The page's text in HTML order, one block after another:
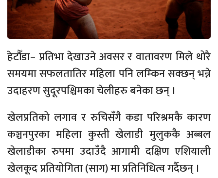
हेटौँडा– प्रतिभा देखाउने अवसर र वातावरण मिले थोरै
समयमा सफलतातिर महिला पनि लम्किन सक्छन् भन्ने
उदाहरण सुदूरपश्चिमका चेलीहरु बनेका छन् ।
खेलप्रतिको लगाव र रुचिसँगै कडा परिश्रमकै कारण
कञ्चनपुरका महिला कुस्ती खेलाडी मुलुककै अब्बल
खेलाडीका रुपमा उदाउँदै आगामी दक्षिण एशियाली
खेलकूद प्रतियोगिता (साग) मा प्रतिनिधित्व गर्दैछन् ।